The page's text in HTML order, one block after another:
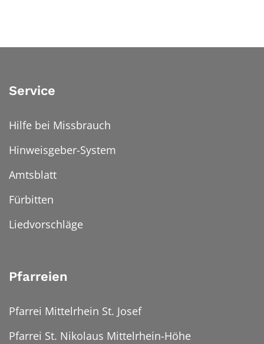
Service
Hilfe bei Missbrauch
Hinweisgeber-System
Amtsblatt
Fürbitten
Liedvorschläge
Pfarreien
Pfarrei Mittelrhein St. Josef
Pfarrei St. Nikolaus Mittelrhein-Höhe